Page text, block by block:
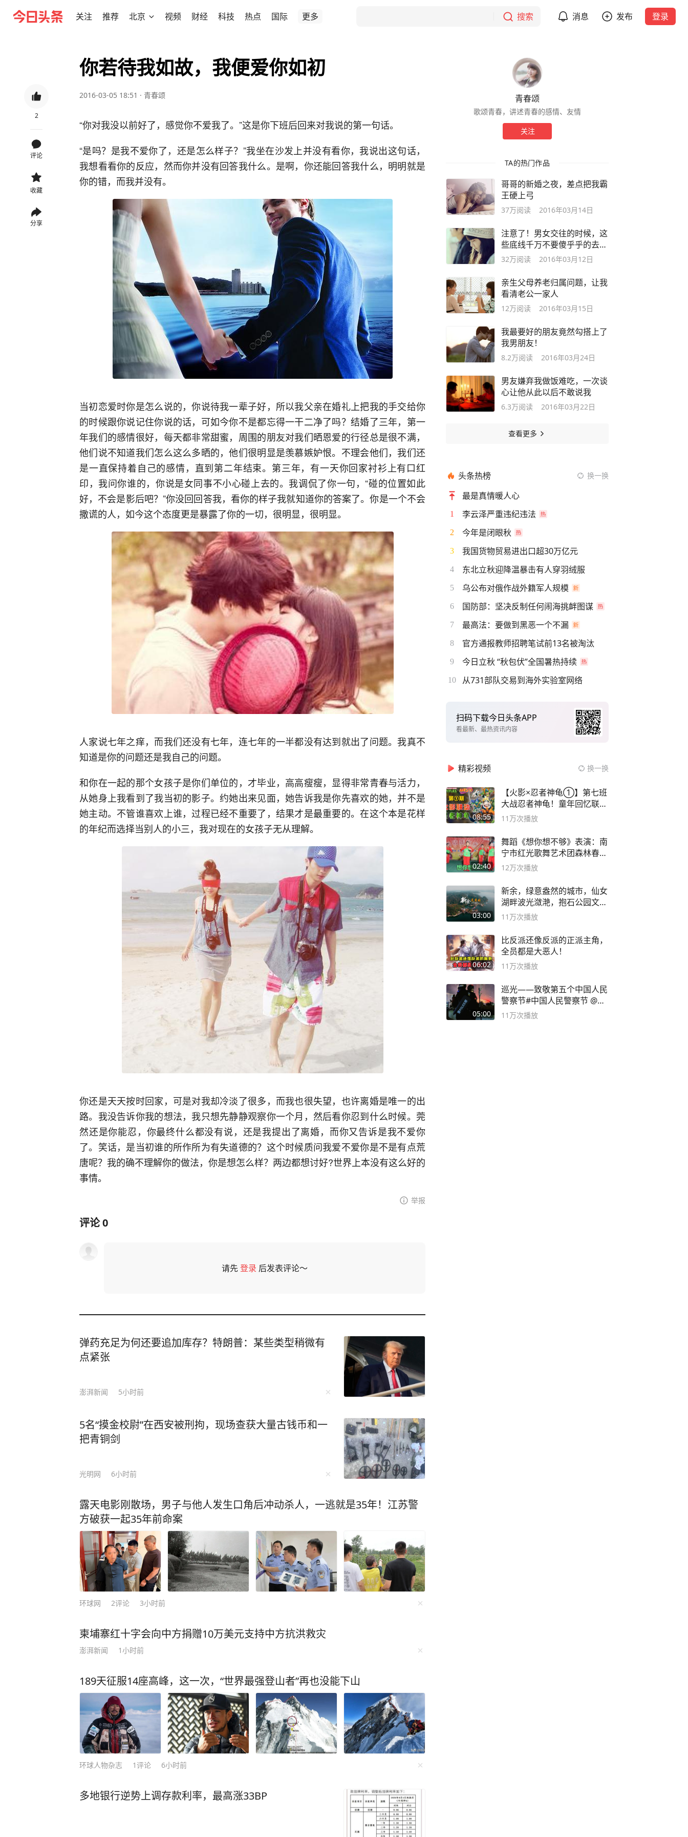
关注 推荐 北京 视频 财经 科技 热点 国际 更多 搜索 消息 发布 登录
2
评论
收藏
分享
你若待我如故，我便爱你如初
2016-03-05 18:51 · 青春颂
“你对我没以前好了，感觉你不爱我了。”这是你下班后回来对我说的第一句话。
“是吗？是我不爱你了，还是怎么样子？”我坐在沙发上并没有看你，我说出这句话，
我想看看你的反应，然而你并没有回答我什么。是啊，你还能回答我什么，明明就是
你的错，而我并没有。
当初恋爱时你是怎么说的，你说待我一辈子好，所以我父亲在婚礼上把我的手交给你
的时候跟你说记住你说的话，可如今你不是都忘得一干二净了吗？结婚了三年，第一
年我们的感情很好，每天都非常甜蜜，周围的朋友对我们晒恩爱的行径总是很不满，
他们说不知道我们怎么这么多晒的，他们很明显是羡慕嫉妒恨。不理会他们，我们还
是一直保持着自己的感情，直到第二年结束。第三年，有一天你回家衬衫上有口红
印，我问你谁的，你说是女同事不小心碰上去的。我调侃了你一句，“碰的位置如此
好，不会是影后吧？”你没回回答我，看你的样子我就知道你的答案了。你是一个不会
撒谎的人，如今这个态度更是暴露了你的一切，很明显，很明显。
人家说七年之痒，而我们还没有七年，连七年的一半都没有达到就出了问题。我真不
知道是你的问题还是我自己的问题。
和你在一起的那个女孩子是你们单位的，才毕业，高高瘦瘦，显得非常青春与活力，
从她身上我看到了我当初的影子。约她出来见面，她告诉我是你先喜欢的她，并不是
她主动。不管谁喜欢上谁，过程已经不重要了，结果才是最重要的。在这个本是花样
的年纪而选择当别人的小三，我对现在的女孩子无从理解。
你还是天天按时回家，可是对我却冷淡了很多，而我也很失望，也许离婚是唯一的出
路。我没告诉你我的想法，我只想先静静观察你一个月，然后看你忍到什么时候。莞
然还是你能忍，你最终什么都没有说，还是我提出了离婚，而你又告诉是我不爱你
了。笑话，是当初谁的所作所为有失道德的？这个时候质问我爱不爱你是不是有点荒
唐呢？我的确不理解你的做法，你是想怎么样？两边都想讨好?世界上本没有这么好的
事情。
举报
评论0
请先登录 后发表评论～
弹药充足为何还要追加库存？特朗普：某些类型稍微有
点紧张
澎湃新闻 5小时前
5名“摸金校尉”在西安被刑拘，现场查获大量古钱币和一
把青铜剑
光明网 6小时前
露天电影刚散场，男子与他人发生口角后冲动杀人，一逃就是35年！江苏警
方破获一起35年前命案
环球网 2评论 3小时前
柬埔寨红十字会向中方捐赠10万美元支持中方抗洪救灾
澎湃新闻 1小时前
189天征服14座高峰，这一次，“世界最强登山者”再也没能下山
环球人物杂志 1评论 6小时前
多地银行逆势上调存款利率，最高涨33BP
青春颂
歌颂青春，讲述青春的感情、友情
关注
TA的热门作品
哥哥的新婚之夜，差点把我霸
王硬上弓
37万阅读 2016年03月14日
注意了！男女交往的时候，这
些底线千万不要傻乎乎的去
碰！
32万阅读 2016年03月12日
亲生父母养老归属问题，让我
看清老公一家人
12万阅读 2016年03月15日
我最要好的朋友竟然勾搭上了
我男朋友！
8.2万阅读 2016年03月24日
男友嫌弃我做饭难吃，一次谈
心让他从此以后不敢说我
6.3万阅读 2016年03月22日
查看更多
头条热榜 换一换
最是真情暖人心
1 李云泽严重违纪违法
2 今年是闭眼秋
3 我国货物贸易进出口超30万亿元
4 东北立秋迎降温暴击有人穿羽绒服
5 乌公布对俄作战外籍军人规模
6 国防部：坚决反制任何闹海挑衅图谋
7 最高法：要做到黑恶一个不漏
8 官方通报教师招聘笔试前13名被淘汰
9 今日立秋 “秋包伏”全国暑热持续
10 从731部队交易到海外实验室网络
扫码下载今日头条APP
看最新、最热资讯内容
精彩视频 换一换
08:55
【火影×忍者神龟①】第七班
大战忍者神龟！童年回忆联动
论武？
11万次播放
02:40
舞蹈《想你想不够》表演：南
宁市红光歌舞艺术团森林春红
舞蹈队。
12万次播放
03:00
新余，绿意盎然的城市，仙女
湖畔波光潋滟，抱石公园文化
深邃……
11万次播放
06:02
比反派还像反派的正派主角，
全员都是大恶人！
11万次播放
05:00
巡光——致敬第五个中国人民
警察节#中国人民警察节 @抖
音小助手
11万次播放